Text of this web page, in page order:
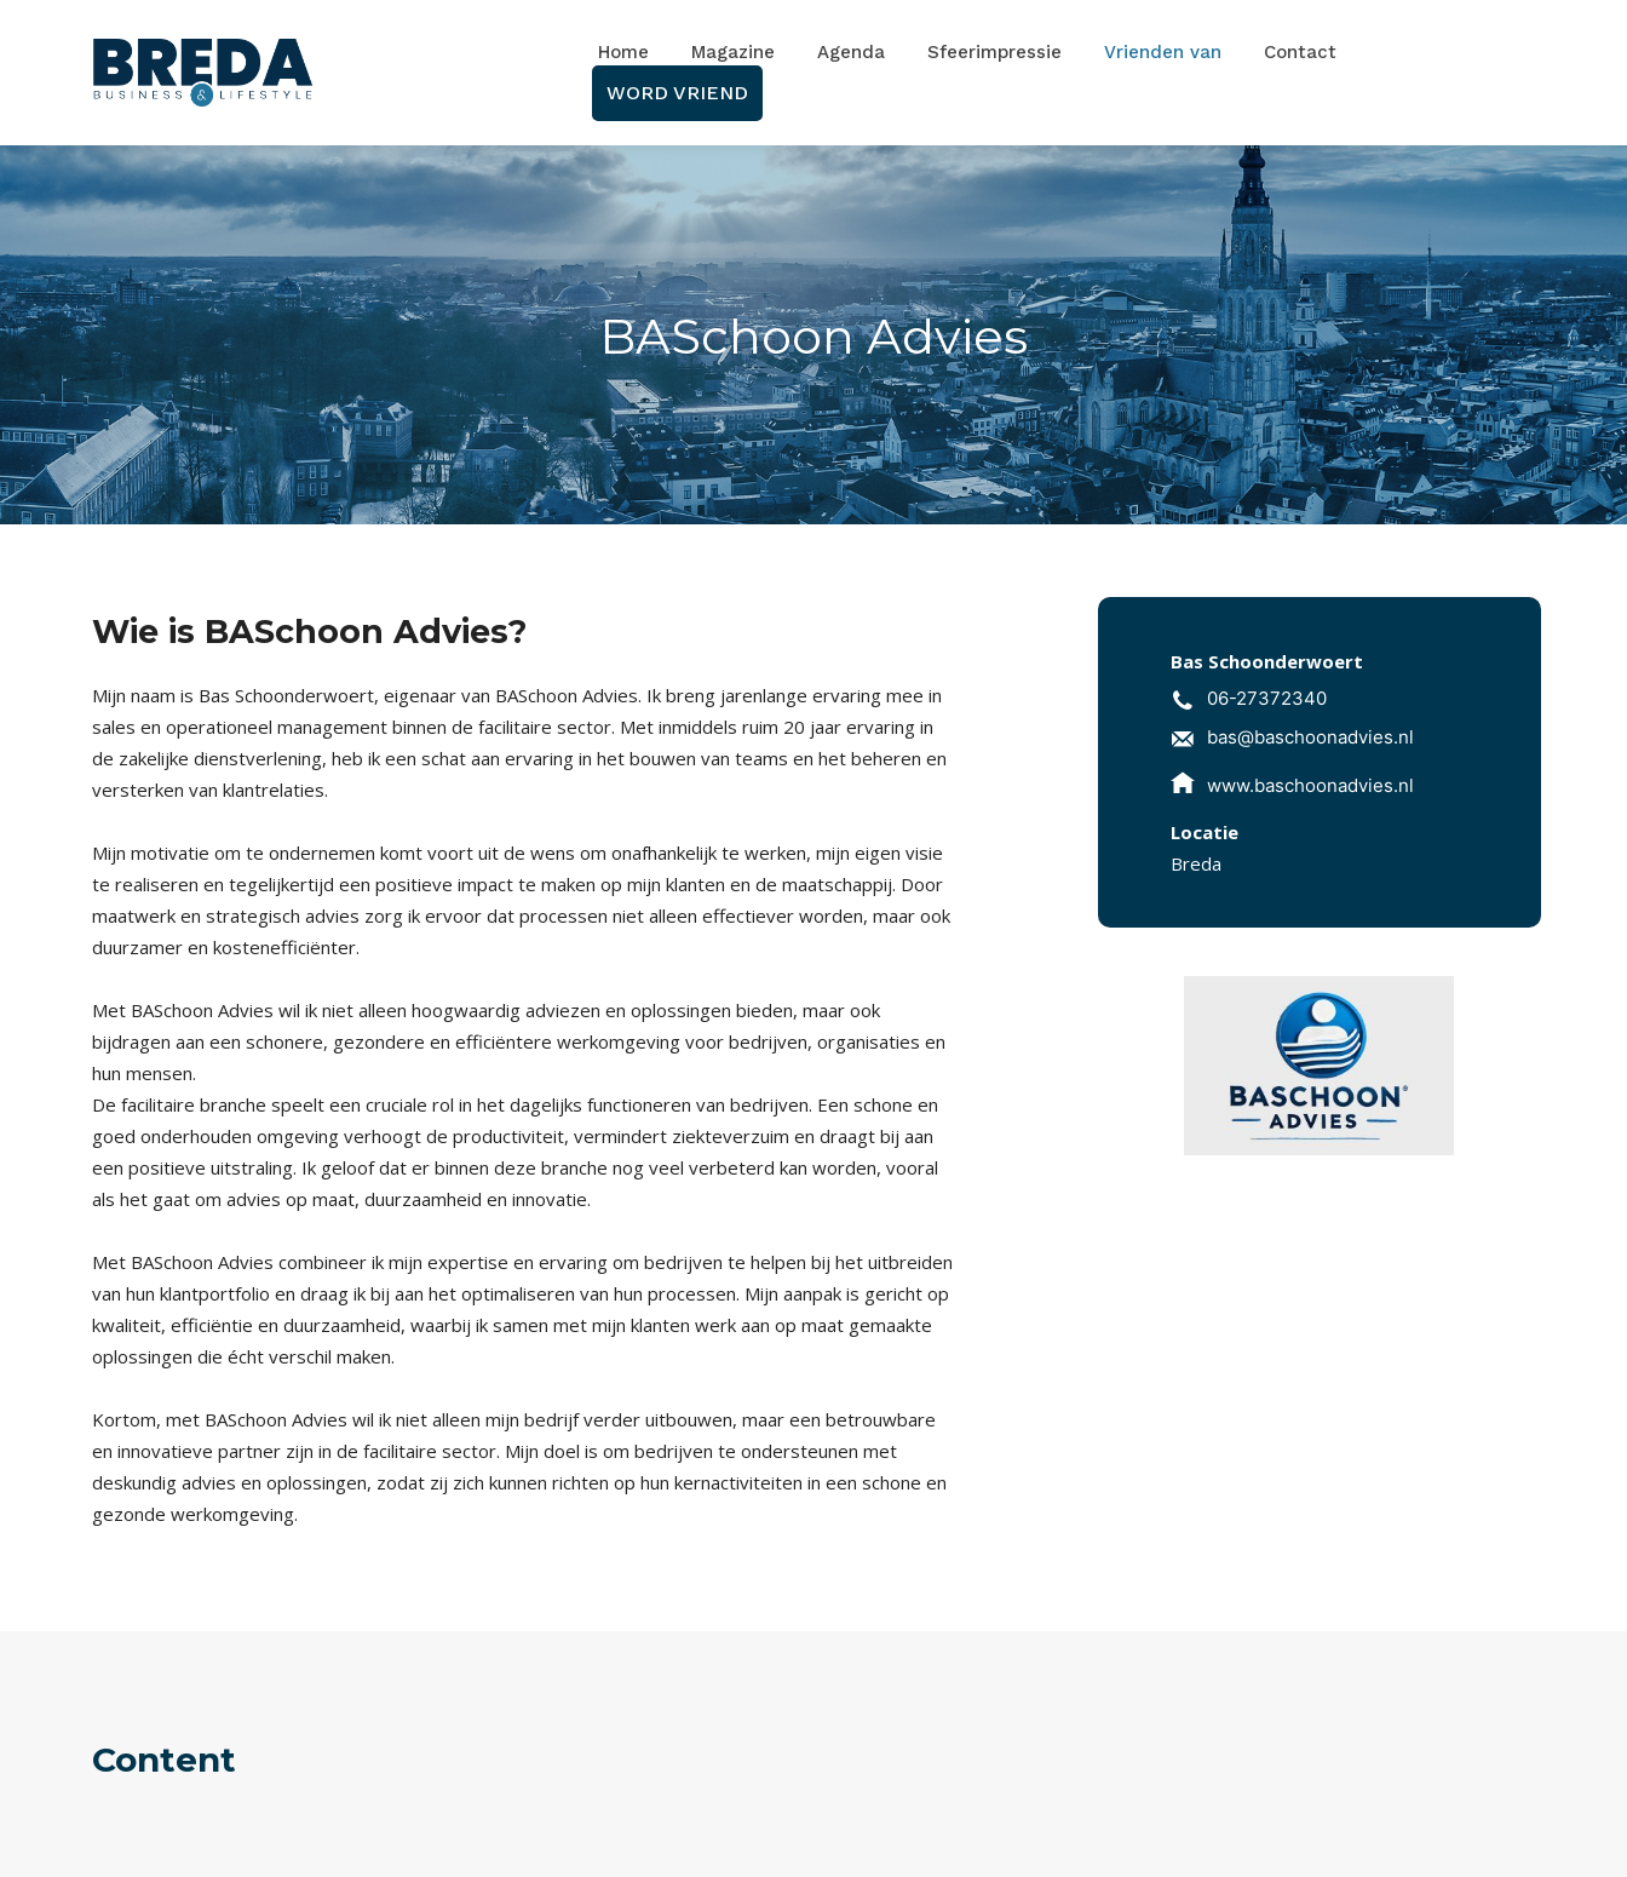
Home Magazine Agenda Sfeerimpressie Vrienden van Contact
WORD VRIEND
BASchoon Advies
Wie is BASchoon Advies?
Mijn naam is Bas Schoonderwoert, eigenaar van BASchoon Advies. Ik breng jarenlange ervaring mee in
sales en operationeel management binnen de facilitaire sector. Met inmiddels ruim 20 jaar ervaring in
de zakelijke dienstverlening, heb ik een schat aan ervaring in het bouwen van teams en het beheren en
versterken van klantrelaties.
Mijn motivatie om te ondernemen komt voort uit de wens om onafhankelijk te werken, mijn eigen visie
te realiseren en tegelijkertijd een positieve impact te maken op mijn klanten en de maatschappij. Door
maatwerk en strategisch advies zorg ik ervoor dat processen niet alleen effectiever worden, maar ook
duurzamer en kostenefficiënter.
Met BASchoon Advies wil ik niet alleen hoogwaardig adviezen en oplossingen bieden, maar ook
bijdragen aan een schonere, gezondere en efficiëntere werkomgeving voor bedrijven, organisaties en
hun mensen.
De facilitaire branche speelt een cruciale rol in het dagelijks functioneren van bedrijven. Een schone en
goed onderhouden omgeving verhoogt de productiviteit, vermindert ziekteverzuim en draagt bij aan
een positieve uitstraling. Ik geloof dat er binnen deze branche nog veel verbeterd kan worden, vooral
als het gaat om advies op maat, duurzaamheid en innovatie.
Met BASchoon Advies combineer ik mijn expertise en ervaring om bedrijven te helpen bij het uitbreiden
van hun klantportfolio en draag ik bij aan het optimaliseren van hun processen. Mijn aanpak is gericht op
kwaliteit, efficiëntie en duurzaamheid, waarbij ik samen met mijn klanten werk aan op maat gemaakte
oplossingen die écht verschil maken.
Kortom, met BASchoon Advies wil ik niet alleen mijn bedrijf verder uitbouwen, maar een betrouwbare
en innovatieve partner zijn in de facilitaire sector. Mijn doel is om bedrijven te ondersteunen met
deskundig advies en oplossingen, zodat zij zich kunnen richten op hun kernactiviteiten in een schone en
gezonde werkomgeving.
Bas Schoonderwoert
06-27372340
bas@baschoonadvies.nl
www.baschoonadvies.nl
Locatie
Breda
Content